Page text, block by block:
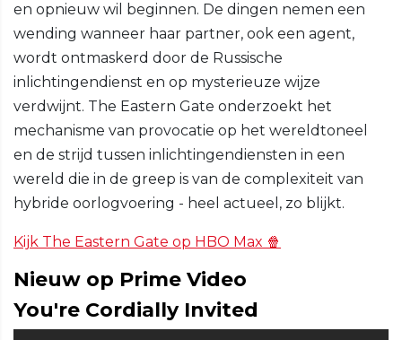
en opnieuw wil beginnen. De dingen nemen een
wending wanneer haar partner, ook een agent,
wordt ontmaskerd door de Russische
inlichtingendienst en op mysterieuze wijze
verdwijnt. The Eastern Gate onderzoekt het
mechanisme van provocatie op het wereldtoneel
en de strijd tussen inlichtingendiensten in een
wereld die in de greep is van de complexiteit van
hybride oorlogvoering - heel actueel, zo blijkt.
Kijk The Eastern Gate op HBO Max 🍿
Nieuw op Prime Video
You're Cordially Invited